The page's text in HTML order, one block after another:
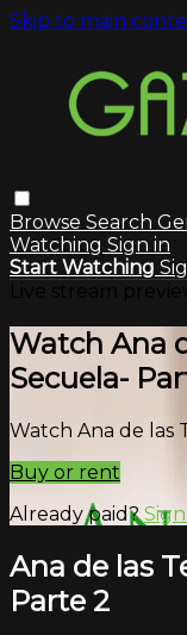
Skip to main
Browse Search
Watching Sign in
Start Watching
Watch Ana
Secuela-
Watch Ana de las
Buy or rent
Already paid?
Ana de las
Parte 2